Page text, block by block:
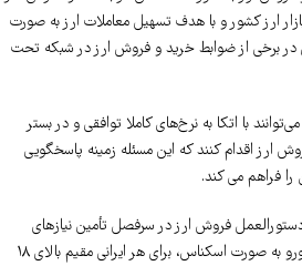
ارز کشور و با هدف تسهیل معاملات ارز به صورت
برخی از ضوابط خرید و فروش ارز در شبکه تحت
با اتکا به نرخ‌های کاملا توافقی و در بستر
ارز اقدام کنند که این مسئله زمینه پاسخگویی
را فراهم می کند.
فروش ارز در سرفصل تأمین نیازهای
ضروری، امکان خرید اسعار دلار و یورو به صورت اسکناس، برای هر ایرانی مقیم بالای ۱۸